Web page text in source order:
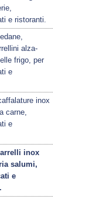
e ristoranti.
alza-
frigo, per
e
inox
carne,
e
inox
salumi,
e